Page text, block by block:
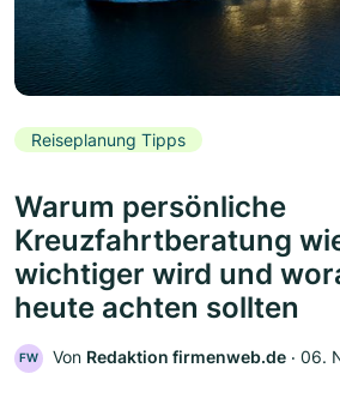
Reiseplanung Tipps
Warum persönliche
Kreuzfahrtberatung
wichtiger wird und
heute achten sollten
FW Von Redaktion firmenweb.de ‧ 06.